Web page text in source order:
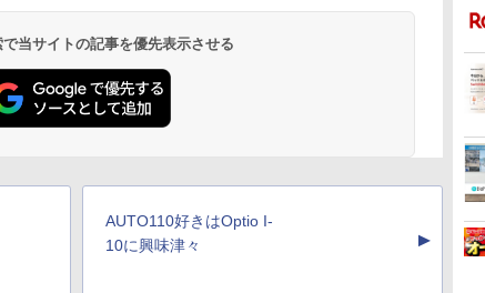
当サイトの記事を優先表示させる
AUTO110好きはOptio I-
10に興味津々
▲